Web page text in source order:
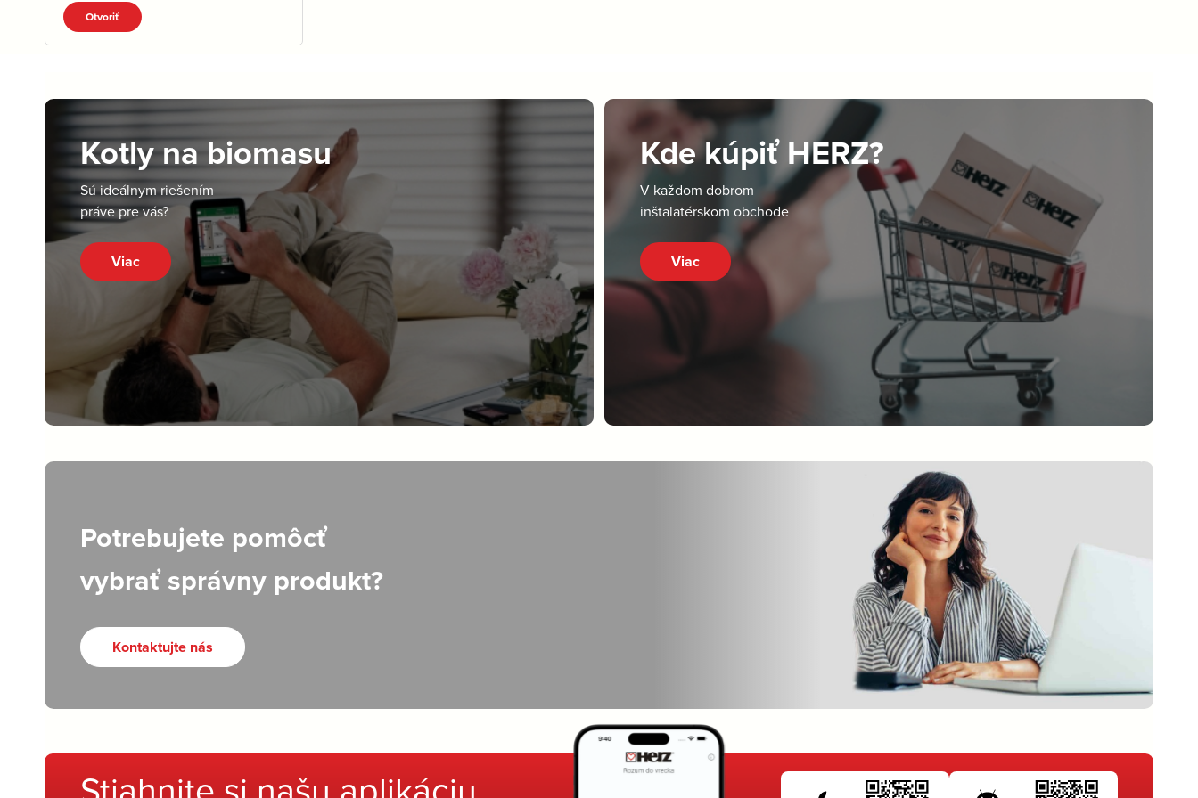
Otvoriť
Kotly na biomasu
Sú ideálnym riešením
práve pre vás?
Viac
Kde kúpiť HERZ?
V každom dobrom
inštalatérskom obchode
Viac
Potrebujete pomôcť
vybrať správny produkt?
Kontaktujte nás